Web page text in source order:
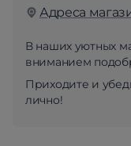
Адреса
В наших уютных
вниманием
Приходите и
лично!